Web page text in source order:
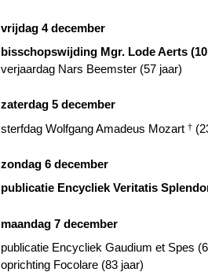
vrijdag 4 december
bisschopswijding Mgr. Lode Aerts
verjaardag Nars Beemster (57 jaar)
zaterdag 5 december
sterfdag Wolfgang Amadeus Mozart †
zondag 6 december
publicatie Encycliek Veritatis
maandag 7 december
publicatie Encycliek Gaudium et Spes
oprichting Focolare (83 jaar)